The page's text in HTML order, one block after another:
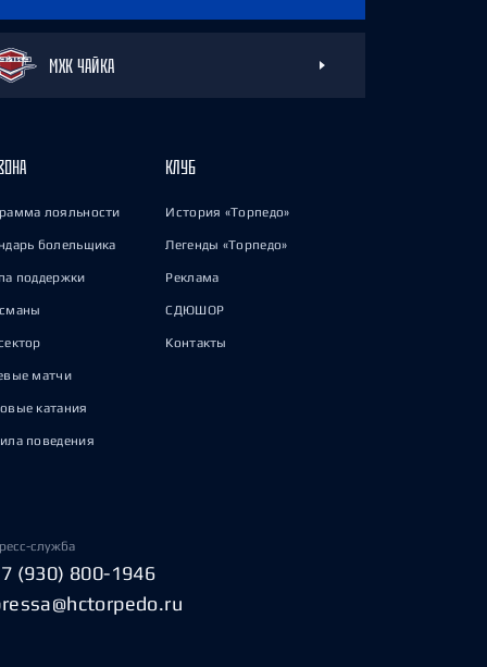
МХК ЧАЙКА
лояльности
болельщика
поддержки
матчи
катания
поведения
КЛУБ
История «Торпедо»
Легенды «Торпедо»
Реклама
СДЮШОР
Контакты
служба
(930) 800-1946